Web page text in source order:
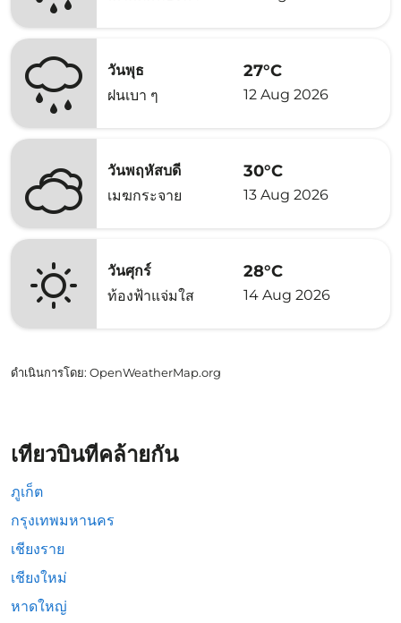
วันพุธ
ฝนเบา ๆ
27°C
12 Aug 2026
วันพฤหัสบดี
เมฆกระจาย
30°C
13 Aug 2026
วันศุกร์
ท้องฟ้าแจ่มใส
28°C
14 Aug 2026
ดำเนินการโดย: OpenWeatherMap.org
เที่ยวบินที่คล้ายกัน
ภูเก็ต
กรุงเทพมหานคร
เชียงราย
เชียงใหม่
หาดใหญ่